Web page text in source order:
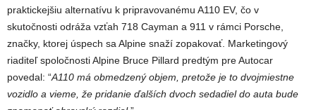
praktickejšiu alternatívu k pripravovanému A110 EV, čo v
skutočnosti odráža vzťah 718 Cayman a 911 v rámci Porsche,
značky, ktorej úspech sa Alpine snaží zopakovať. Marketingový
riaditeľ spoločnosti Alpine Bruce Pillard predtým pre Autocar
povedal: “A110 má obmedzený objem, pretože je to dvojmiestne
vozidlo a vieme, že pridanie ďalších dvoch sedadiel do auta bude